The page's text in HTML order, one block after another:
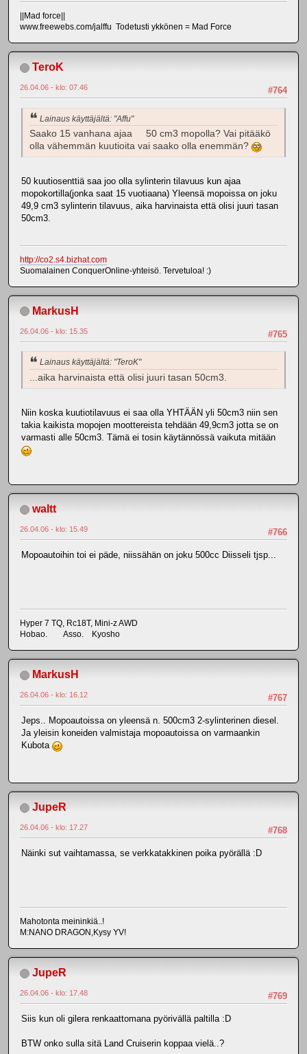
||Mad force||
www.freewebs.com/jalffu Todetusti ykkönen = Mad Force
TeroK
#764
26.04.06 - klo: 07.46
Lainaus käyttäjältä: "Affu"
Saako 15 vanhana ajaa 50 cm3 mopolla? Vai pitääkö
olla vähemmän kuutioita vai saako olla enemmän?
50 kuutiosenttiä saa joo olla sylinterin tilavuus kun ajaa
mopokortilla(jonka saat 15 vuotiaana) Yleensä mopoissa on joku
49,9 cm3 sylinterin tilavuus, aika harvinaista että olisi juuri tasan
50cm3.
http://co2.s4.bizhat.com
Suomalainen ConquerOnline-yhteisö. Tervetuloa! :)
MarkusH
#765
26.04.06 - klo: 15.35
Lainaus käyttäjältä: "TeroK"
...aika harvinaista että olisi juuri tasan 50cm3.
Niin koska kuutiotilavuus ei saa olla YHTÄÄN yli 50cm3 niin sen
takia kaikista mopojen moottereista tehdään 49,9cm3 jotta se on
varmasti alle 50cm3. Tämä ei tosin käytännössä vaikuta mitään
waltt
#766
26.04.06 - klo: 15.49
Mopoautoihin toi ei päde, niissähän on joku 500cc Diisseli tjsp...
Hyper 7 TQ, Rc18T, Mini-z AWD
Hobao. Asso. Kyosho
MarkusH
#767
26.04.06 - klo: 16.12
Jeps.. Mopoautoissa on yleensä n. 500cm3 2-sylinterinen diesel.
Ja yleisin koneiden valmistaja mopoautoissa on varmaankin
Kubota
JupeR
#768
26.04.06 - klo: 17.27
Näinki sut vaihtamassa, se verkkatakkinen poika pyörällä :D
Mahotonta meininkiä..!
M:NANO DRAGON,Kysy YV!
JupeR
#769
26.04.06 - klo: 17.48
Siis kun oli gilera renkaattomana pyörivällä paltilla :D
BTW onko sulla sitä Land Cruiserin koppaa vielä..?